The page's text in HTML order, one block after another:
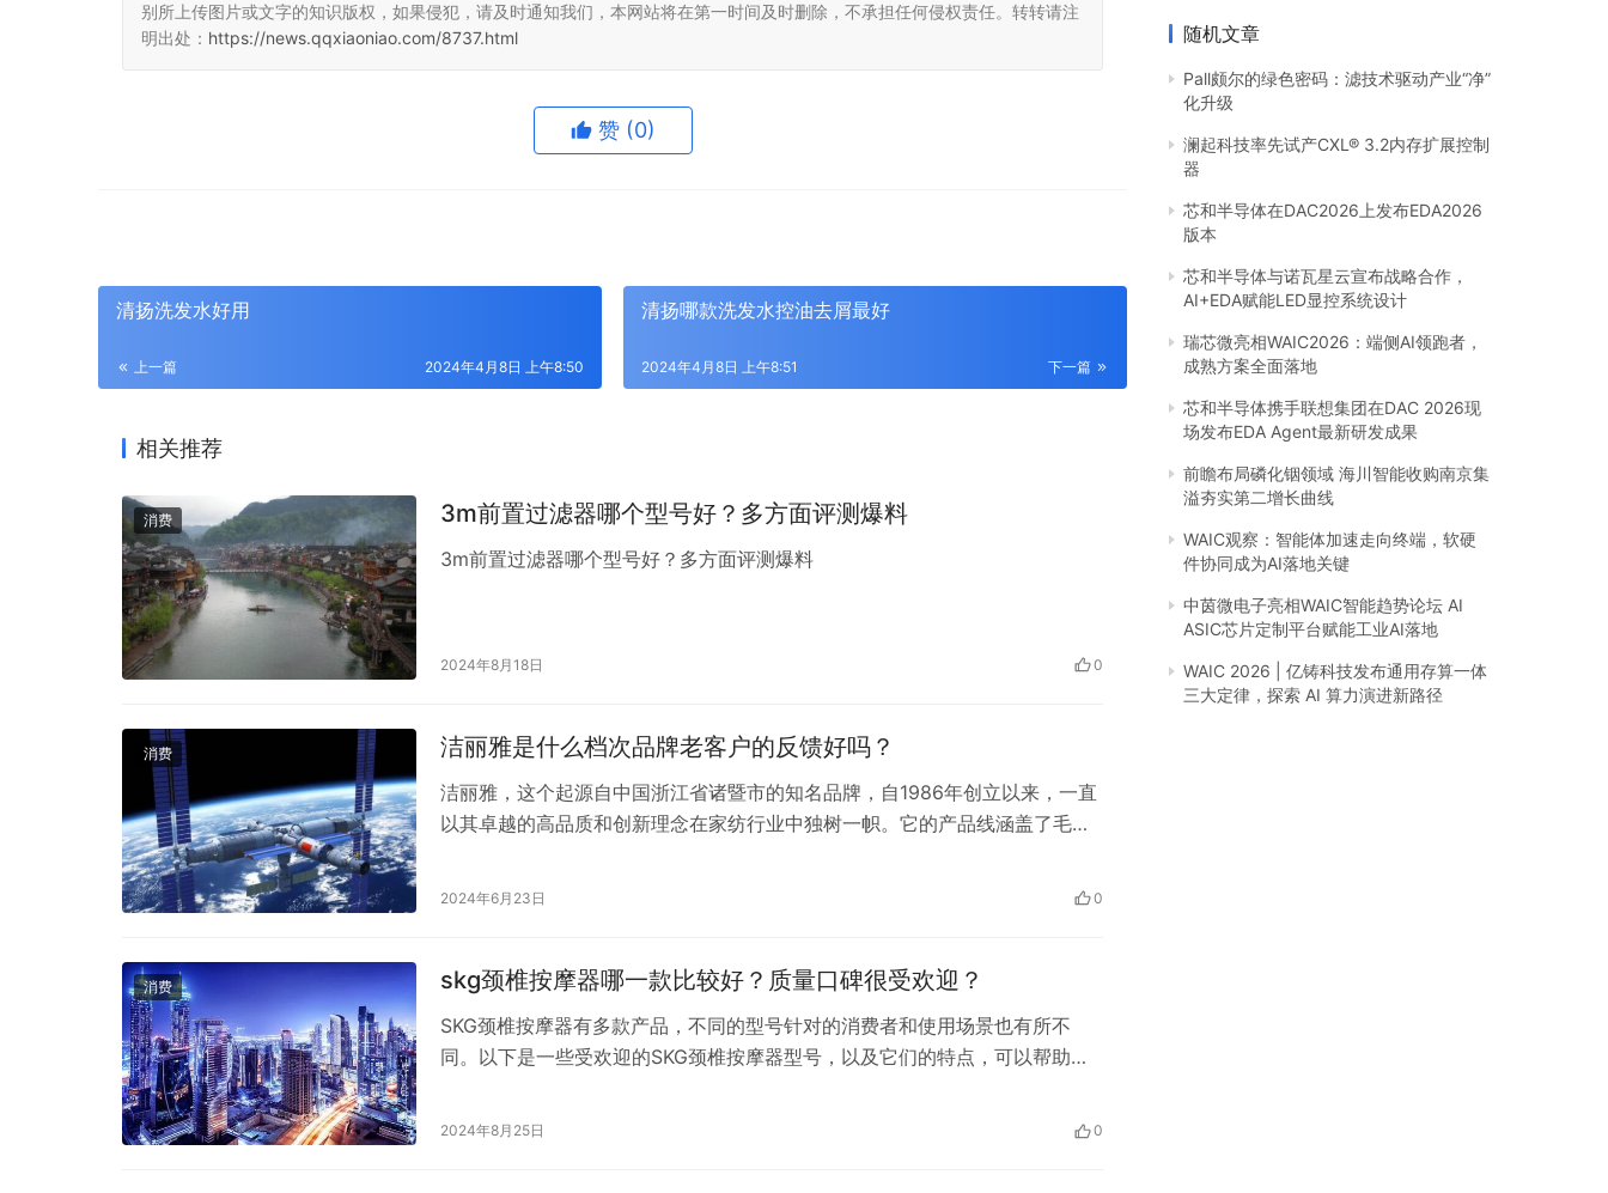
别所上传图片或文字的知识版权，如果侵犯，请及时通知我们，本网站将在第一时间及时删除，不承担任何侵权责任。转转请注
明出处： https://news.qqxiaoniao.com/8737.html
赞 (0)
清扬洗发水好用
上一篇 2024年4月8日 上午8:50
清扬哪款洗发水控油去屑最好
下一篇
2024年4月8日 上午8:51
相关推荐
消费 3m前置过滤器哪个型号好？多方面评测爆料
3m前置过滤器哪个型号好？多方面评测爆料
2024年8月18日 0
消费 洁丽雅是什么档次品牌老客户的反馈好吗？
洁丽雅，这个起源自中国浙江省诸暨市的知名品牌，自1986年创立以来，一直
以其卓越的高品质和创新理念在家纺行业中独树一帜。它的产品线涵盖了毛
心，深受广大消费者喜爱。那么，洁丽雅究竟属于哪个档次的品牌？这些老客
2024年6月23日 0
消费 skg颈椎按摩器哪一款比较好？质量口碑很受欢迎？
SKG颈椎按摩器有多款产品，不同的型号针对的消费者和使用场景也有所不
同。以下是一些受欢迎的SKG颈椎按摩器型号，以及它们的特点，可以帮助您
号，它采用了秘经通脉冲电流技术、温感热敷、4电极片设计等特点。K5的颜
2024年8月25日 0
随机文章
Pall颇尔的绿色密码：滤技术驱动产业“净”
化升级
澜起科技率先试产CXL® 3.2内存扩展控制
器
芯和半导体在DAC2026上发布EDA2026
版本
芯和半导体与诺瓦星云宣布战略合作，
AI+EDA赋能LED显控系统设计
瑞芯微亮相WAIC2026：端侧AI领跑者，
成熟方案全面落地
芯和半导体携手联想集团在DAC 2026现
场发布EDA Agent最新研发成果
前瞻布局磷化铟领域 海川智能收购南京集
溢夯实第二增长曲线
WAIC观察：智能体加速走向终端，软硬
件协同成为AI落地关键
中茵微电子亮相WAIC智能趋势论坛 AI
ASIC芯片定制平台赋能工业AI落地
WAIC 2026 | 亿铸科技发布通用存算一体
三大定律，探索 AI 算力演进新路径